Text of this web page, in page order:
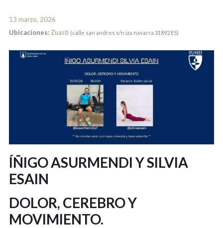
13 marzo, 2026
Ubicaciones: Zuasti (calle san andres s/n iza navarra 31892 ES)
ÍÑIGO ASURMENDI Y SILVIA
ESAIN
DOLOR, CEREBRO Y
MOVIMIENTO.